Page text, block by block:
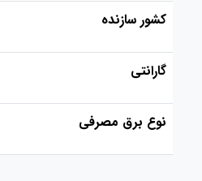
کشور سازنده
گارانتی
نوع برق مصرفی